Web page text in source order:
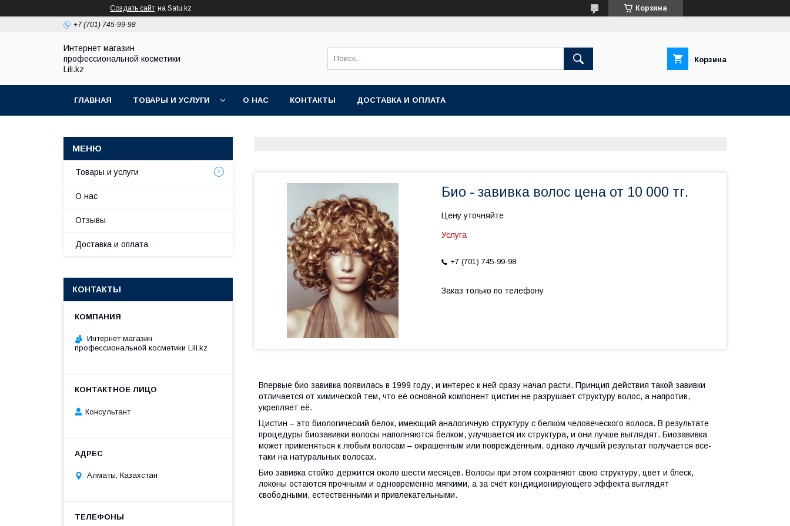
Создать сайт на Satu.kz Корзина
+7 (701) 745-99-98
Интернет магазин
профессиональной косметики
Lili.kz
Корзина
ГЛАВНАЯ ТОВАРЫ И УСЛУГИ О НАС КОНТАКТЫ ДОСТАВКА И ОПЛАТА
Био - завивка волос цена от 10 000 тг.
Цену уточняйте
Услуга
+7 (701) 745-99-98
Заказ только по телефону
Впервые био завивка появилась в 1999 году, и интерес к ней сразу начал расти. Принцип действия такой завивки
отличается от химической тем, что её основной компонент цистин не разрушает структуру волос, а напротив,
укрепляет её.
Цистин – это биологический белок, имеющий аналогичную структуру с белком человеческого волоса. В результате
процедуры биозавивки волосы наполняются белком, улучшается их структура, и они лучше выглядят. Биозавивка
может применяться к любым волосам – окрашенным или повреждённым, однако лучший результат получается всё-
таки на натуральных волосах.
Био завивка стойко держится около шести месяцев. Волосы при этом сохраняют свою структуру, цвет и блеск,
локоны остаются прочными и одновременно мягкими, а за счёт кондиционирующего эффекта выглядят
свободными, естественными и привлекательными.
Товары и услуги
О нас
Отзывы
Доставка и оплата
КОНТАКТЫ
Интернет магазин
профессиональной косметики Lili.kz
Консультант
Алматы, Казахстан